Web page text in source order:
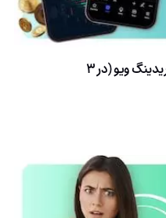
آموزش اضافه کردن اندیکاتور به تریدینگ ویو (در 3